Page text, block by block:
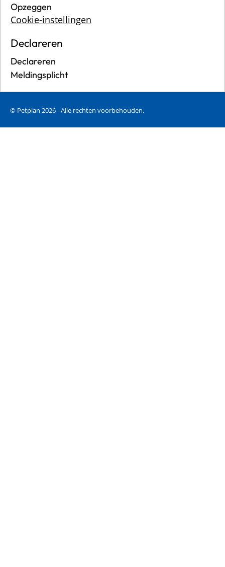
Opzeggen
Cookie-instellingen
Declareren
Declareren
Meldingsplicht
© Petplan 2026 - Alle rechten voorbehouden.